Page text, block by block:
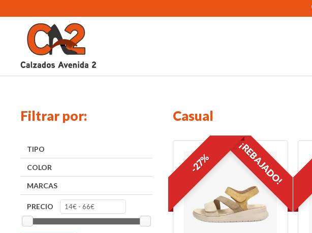
Filtrar por:
TIPO
COLOR
MARCAS
PRECIO
Casual
¡REBAJADO!
-27%